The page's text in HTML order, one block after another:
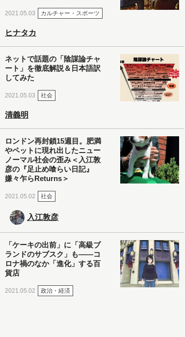
2021.05.03 カルチャー・スポーツ
ヒナタカ
ネットで話題の「陰謀論チャ
ート」を徹底解説＆日本語訳
してみた
2021.05.03 社会
清義明
ロンドン再封鎖15週目。肥満
やペットに現れ出したニュー
ノーマル社会の歪み＜入江敦
彦の『足止め喰らい日記』
嫌々乍らReturns＞
2021.05.02 社会
入江敦彦
「ケーキの出前」に「高級ブ
ランドのサブスク」も――コ
ロナ禍のなか「進化」する百
貨店
2021.05.02 政治・経済